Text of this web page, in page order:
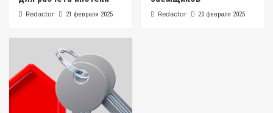
Redactor 21 февраля 2025 Redactor 20 февраля 2025